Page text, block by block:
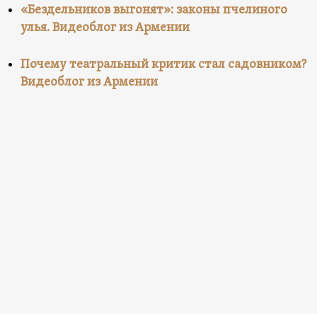
«Бездельников выгонят»: законы пчелиного
улья. Видеоблог из Армении
Почему театральный критик стал садовником?
Видеоблог из Армении